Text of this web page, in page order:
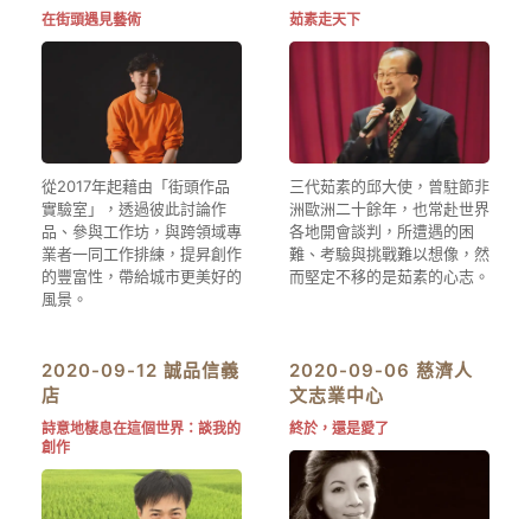
在街頭遇見藝術
從2017年起藉由「街頭作品
實驗室」，透過彼此討論作
品、參與工作坊，與跨領域專
業者一同工作排練，提昇創作
的豐富性，帶給城市更美好的
風景。
茹素走天下
三代茹素的邱大使，曾駐節非
洲歐洲二十餘年，也常赴世界
各地開會談判，所遭遇的困
難、考驗與挑戰難以想像，然
而堅定不移的是茹素的心志。
2020-09-12 誠品信義
店
詩意地棲息在這個世界：談我的
創作
2020-09-06 慈濟人
文志業中心
終於，還是愛了